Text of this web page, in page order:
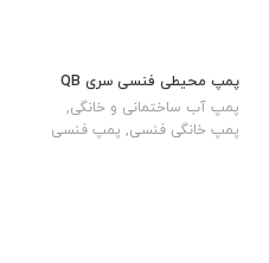
پمپ محیطی فنسی سری QB
پمپ آب ساختمانی و خانگی,
پمپ خانگی فنسی, پمپ فنسی